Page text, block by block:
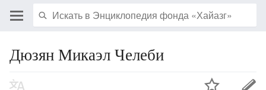
Дюзян Микаэл Челеби